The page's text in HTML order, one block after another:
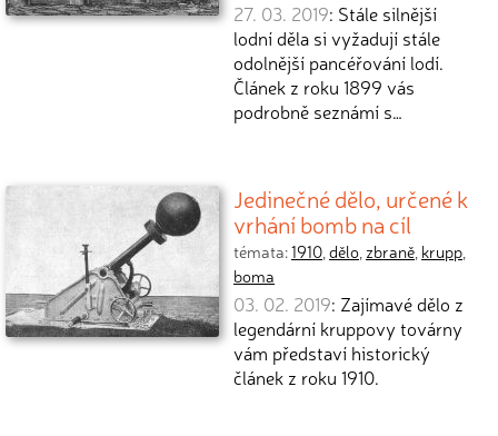
27. 03. 2019: Stále silnější
lodní děla si vyžadují stále
odolnější pancéřování lodí.
Článek z roku 1899 vás
podrobně seznámí s…
Jedinečné dělo, určené k
vrhání bomb na cíl
témata:1910,dělo, zbraně, krupp,
boma
03. 02. 2019: Zajímavé dělo z
legendární kruppovy továrny
vám představí historický
článek z roku 1910.